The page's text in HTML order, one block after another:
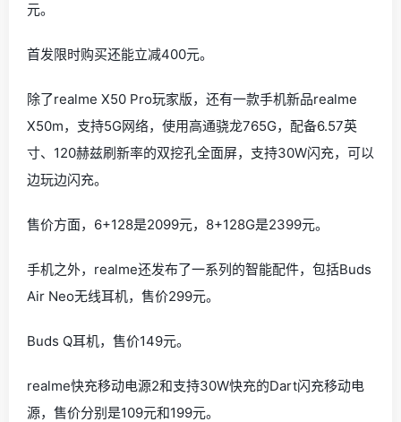
元。
首发限时购买还能立减400元。
除了realme X50 Pro玩家版，还有一款手机新品realme
X50m，支持5G网络，使用高通骁龙765G，配备6.57英
寸、120赫兹刷新率的双挖孔全面屏，支持30W闪充，可以
边玩边闪充。
售价方面，6+128是2099元，8+128G是2399元。
手机之外，realme还发布了一系列的智能配件，包括Buds
Air Neo无线耳机，售价299元。
Buds Q耳机，售价149元。
realme快充移动电源2和支持30W快充的Dart闪充移动电
源，售价分别是109元和199元。